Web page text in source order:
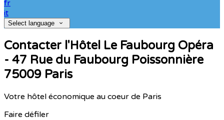
fr
it
Select language
Contacter l'Hôtel Le Faubourg Opéra
- 47 Rue du Faubourg Poissonnière
75009 Paris
Votre hôtel économique au coeur de Paris
Faire défiler